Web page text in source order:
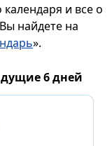
и все о
найдете на
».
6 дней